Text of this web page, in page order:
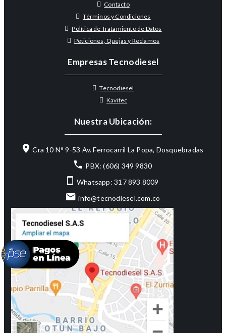
Contacto
Términos y Condiciones
Política de Tratamiento de Datos
Peticiones, Quejas y Reclamos
Empresas Tecnodiesel
Tecnodiesel
Kavitec
Nuestra Ubicación:
Cra 10 N° 9-53 Av. Ferrocarril La Popa, Dosquebradas
PBX: (606) 349 9830
Whatsapp: 317 893 8009
info@tecnodiesel.com.co